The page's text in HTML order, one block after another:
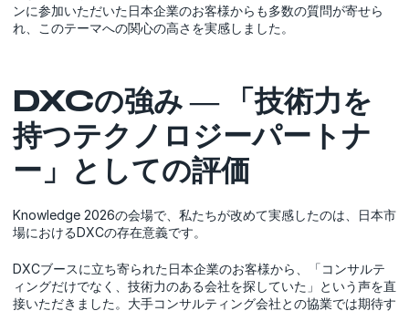
ンに参加いただいた日本企業のお客様からも多数の質問が寄せら
れ、このテーマへの関心の高さを実感しました。
DXCの強み ― 「技術力を
持つテクノロジーパートナ
ー」としての評価
Knowledge 2026の会場で、私たちが改めて実感したのは、日本市
場におけるDXCの存在意義です。
DXCブースに立ち寄られた日本企業のお客様から、「コンサルテ
ィングだけでなく、技術力のある会社を探していた」という声を直
接いただきました。大手コンサルティング会社との協業では期待す